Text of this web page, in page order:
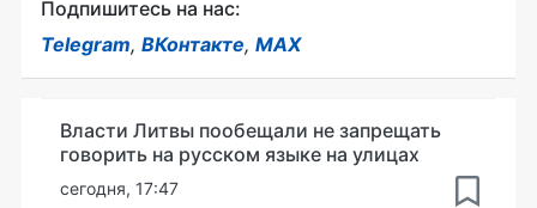
Подпишитесь на нас:
Telegram, ВКонтакте, MAX
Власти Литвы пообещали не запрещать
говорить на русском языке на улицах
сегодня, 17:47